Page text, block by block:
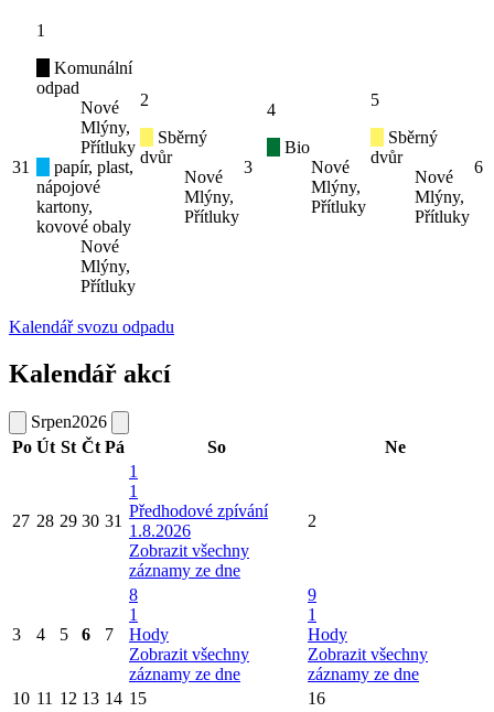
31
1
Komunální
odpad
Nové
Mlýny,
Přítluky
papír, plast,
nápojové
kartony,
kovové obaly
Nové
Mlýny,
Přítluky
2
Sběrný
dvůr
Nové
Mlýny,
Přítluky
3
4
Bio
Nové
Mlýny,
Přítluky
5
Sběrný
dvůr
Nové
Mlýny,
Přítluky
6
Kalendář svozu odpadu
Kalendář akcí
Srpen2026
Po Út St Čt Pá So Ne
27 28 29 30 31
1
1
Předhodové zpívání
1.8.2026
Zobrazit všechny
záznamy ze dne
2
3 4 5 6 7
8
1
Hody
Zobrazit všechny
záznamy ze dne
9
1
Hody
Zobrazit všechny
záznamy ze dne
10 11 12 13 14 15
16